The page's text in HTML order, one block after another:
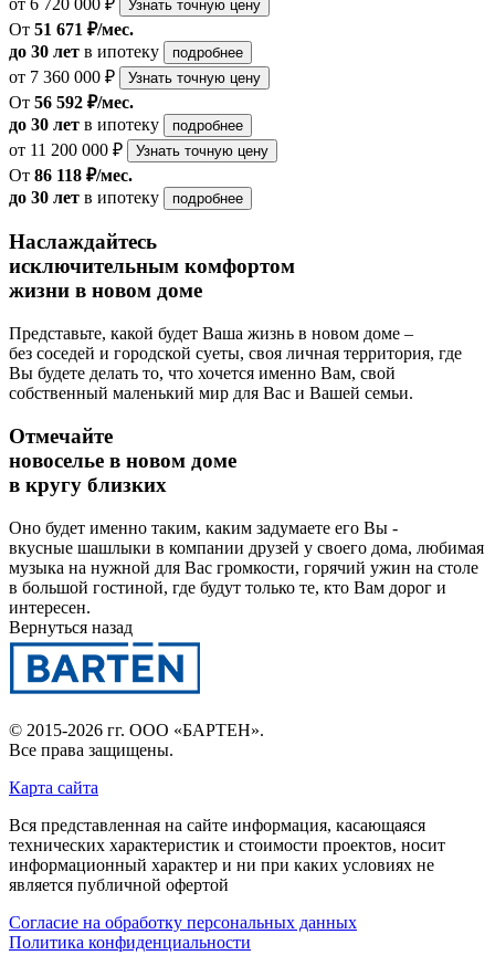
Узнать точную цену
От 51 671 ₽/мес.
до 30 лет в ипотеку подробнее
от 7 360 000 ₽ Узнать точную цену
От 56 592 ₽/мес.
до 30 лет в ипотеку подробнее
от 11 200 000 ₽ Узнать точную цену
От 86 118 ₽/мес.
до 30 лет в ипотеку подробнее
Наслаждайтесь
исключительным комфортом
жизни в новом доме
Представьте, какой будет Ваша жизнь в новом доме –
без соседей и городской суеты, своя личная территория, где
Вы будете делать то, что хочется именно Вам, свой
собственный маленький мир для Вас и Вашей семьи.
Отмечайте
новоселье в новом доме
в кругу близких
Оно будет именно таким, каким задумаете его Вы -
вкусные шашлыки в компании друзей у своего дома, любимая
музыка на нужной для Вас громкости, горячий ужин на столе
в большой гостиной, где будут только те, кто Вам дорог и
интересен.
Вернуться назад
© 2015-2026 гг. ООО «БАРТЕН».
Все права защищены.
Карта сайта
Вся представленная на сайте информация, касающаяся
технических характеристик и стоимости проектов, носит
информационный характер и ни при каких условиях не
является публичной офертой
Согласие на обработку персональных данных
Политика конфиденциальности